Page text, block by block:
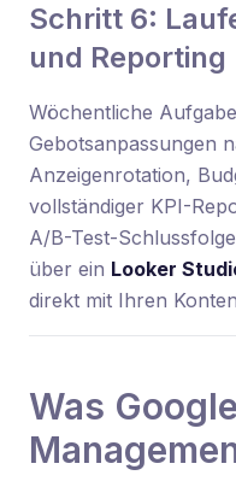
Schritt 6:
und Reporting
Wöchentliche
Gebotsanpassungen
Anzeigenrotation,
vollständiger KPI-
A/B-Test-
über ein Looker
direkt mit Ihren
Was